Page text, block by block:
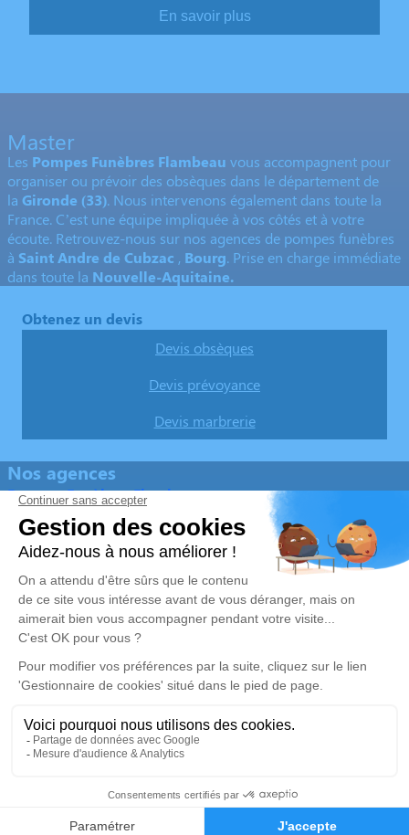
Demande de devis
En savoir plus
Master
Les Pompes Funèbres Flambeau vous accompagnent pour
organiser ou prévoir des obsèques dans le département de
la Gironde (33). Nous intervenons également dans toute la
France. C’est une équipe impliquée à vos côtés et à votre
écoute. Retrouvez-nous sur nos agences de pompes funèbres
à Saint Andre de Cubzac , Bourg. Prise en charge immédiate
dans toute la Nouvelle-Aquitaine.
Obtenez un devis
Devis obsèques
Devis prévoyance
Devis marbrerie
Nos agences
Pompes Funèbres Flambeau
05 57 43 53 76
sarl.flambeau@free.fr
27 Allée du Champ de Foire - 33240 - Saint-André-de-
Cubzac
4.9/5 - 174 avis
Pompes Funèbres Flambeau
05 57 58 18 16
Les Terrasses de Bourg 1, La croix Blanche - 33710 - Bourg
5/5 - 15 avis
Nos Services
Demande de rendez-vous en